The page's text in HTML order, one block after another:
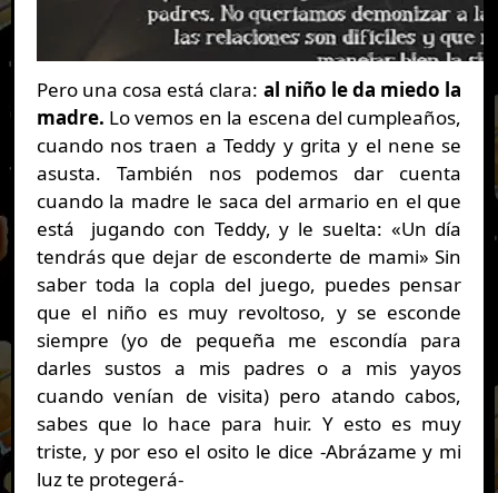
Pero una cosa está clara: al niño le da miedo la
madre. Lo vemos en la escena del cumpleaños,
cuando nos traen a Teddy y grita y el nene se
asusta. También nos podemos dar cuenta
cuando la madre le saca del armario en el que
está jugando con Teddy, y le suelta: «Un día
tendrás que dejar de esconderte de mami» Sin
saber toda la copla del juego, puedes pensar
que el niño es muy revoltoso, y se esconde
siempre (yo de pequeña me escondía para
darles sustos a mis padres o a mis yayos
cuando venían de visita) pero atando cabos,
sabes que lo hace para huir. Y esto es muy
triste, y por eso el osito le dice -Abrázame y mi
luz te protegerá-